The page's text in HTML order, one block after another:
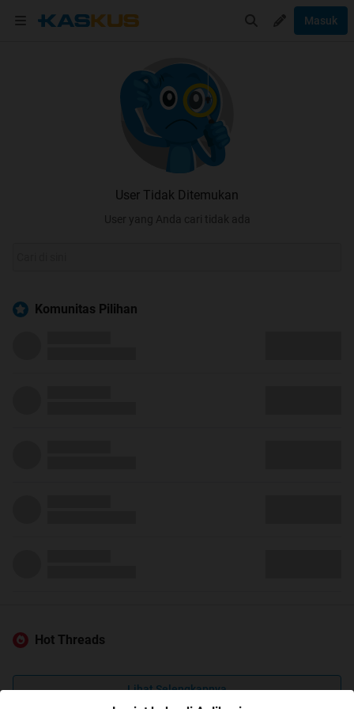
Masuk
User Tidak Ditemukan
User yang Anda cari tidak ada
Komunitas Pilihan
Hot Threads
Lihat Selengkapnya